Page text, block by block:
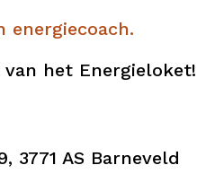
energiecoach.
het Energieloket!
3771 AS Barneveld